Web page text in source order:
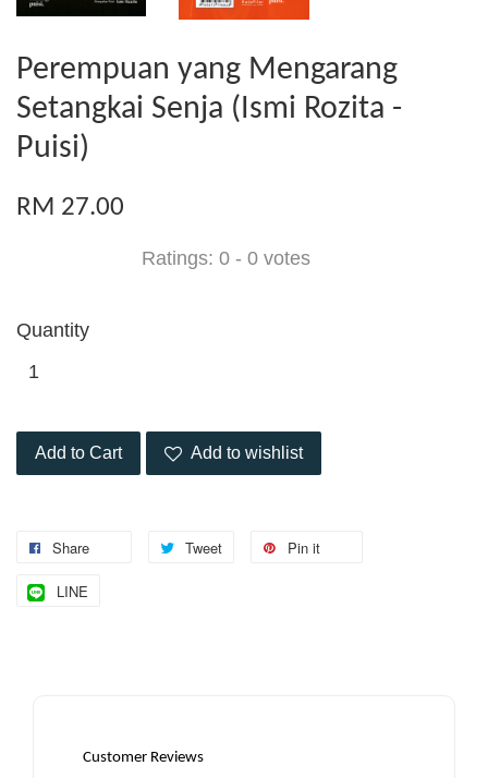
Perempuan yang Mengarang
Setangkai Senja (Ismi Rozita -
Puisi)
RM 27.00
Ratings: 0 - 0 votes
Quantity
Add to Cart Add to wishlist
Share Tweet Pin it
LINE
Customer Reviews